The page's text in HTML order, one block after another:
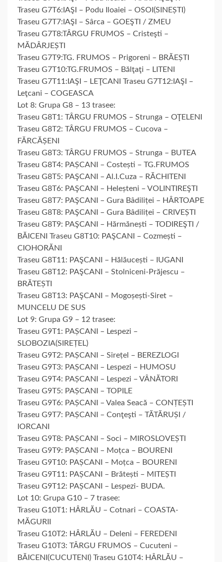
Traseu G7T6:IAŞI – Podu Iloaiei – OSOI(SINEȘTI)
Traseu G7T7:IAŞI – Sârca – GOEŞTI / ZMEU
Traseu G7T8:TÂRGU FRUMOS – Cristeşti –
MĂDÂRJEȘTI
Traseu G7T9:TG. FRUMOS – Prigoreni – BRĂEȘTI
Traseu G7T10:TG.FRUMOS – Bălţaţi – LITENI
Traseu G7T11:IAŞI – LEŢCANI Traseu G7T12:IAŞI –
Leţcani – COGEASCA
Lot 8: Grupa G8 – 13 trasee:
Traseu G8T1: TÂRGU FRUMOS – Strunga – OŢELENI
Traseu G8T2: TÂRGU FRUMOS – Cucova –
FĂRCĂȘENI
Traseu G8T3: TÂRGU FRUMOS – Strunga – BUTEA
Traseu G8T4: PAȘCANI – Costești – TG.FRUMOS
Traseu G8T5: PAŞCANI – Al.I.Cuza – RĂCHITENI
Traseu G8T6: PAŞCANI – Heleșteni – VOLINTIREŞTI
Traseu G8T7: PAŞCANI – Gura Bâdiliței – HÂRTOAPE
Traseu G8T8: PAŞCANI – Gura Bâdiliței – CRIVEȘTI
Traseu G8T9: PAŞCANI – Hărmănești – TODIREŞTI /
BĂICENI Traseu G8T10: PAŞCANI – Cozmești –
CIOHORĂNI
Traseu G8T11: PAŞCANI – Hălăucești – IUGANI
Traseu G8T12: PAŞCANI – Stolniceni-Prăjescu –
BRĂTEȘTI
Traseu G8T13: PAŞCANI – Mogoșești-Siret –
MUNCELU DE SUS
Lot 9: Grupa G9 – 12 trasee:
Traseu G9T1: PAȘCANI – Lespezi –
SLOBOZIA(SIREȚEL)
Traseu G9T2: PAȘCANI – Sirețel – BEREZLOGI
Traseu G9T3: PAȘCANI – Lespezi – HUMOSU
Traseu G9T4: PAȘCANI – Lespezi – VÂNĂTORI
Traseu G9T5: PAȘCANI – TOPILE
Traseu G9T6: PAȘCANI – Valea Seacă – CONȚEȘTI
Traseu G9T7: PAȘCANI – Conţeşti – TĂTĂRUȘI /
IORCANI
Traseu G9T8: PAȘCANI – Soci – MIROSLOVEȘTI
Traseu G9T9: PAȘCANI – Moțca – BOURENI
Traseu G9T10: PAȘCANI – Moțca – BOURENI
Traseu G9T11: PAȘCANI – Brătești – MITEȘTI
Traseu G9T12: PAȘCANI – Lespezi- BUDA.
Lot 10: Grupa G10 – 7 trasee:
Traseu G10T1: HÂRLĂU – Cotnari – COASTA-
MĂGURII
Traseu G10T2: HÂRLĂU – Deleni – FEREDENI
Traseu G10T3: TÂRGU FRUMOS – Cucuteni –
BĂICENI(CUCUTENI) Traseu G10T4: HÂRLĂU –